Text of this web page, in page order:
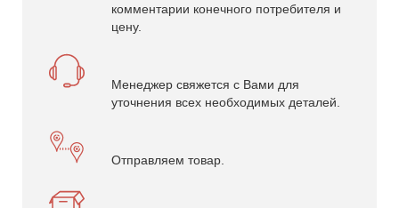
комментарии конечного потребителя и
цену.
Менеджер свяжется с Вами для
уточнения всех необходимых деталей.
Отправляем товар.